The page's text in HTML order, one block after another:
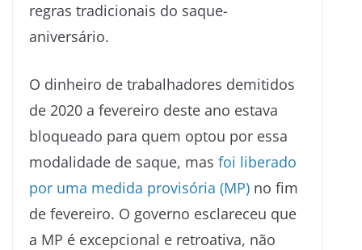
regras tradicionais do saque-
aniversário.
O dinheiro de trabalhadores demitidos
de 2020 a fevereiro deste ano estava
bloqueado para quem optou por essa
modalidade de saque, mas foi liberado
por uma medida provisória (MP) no fim
de fevereiro. O governo esclareceu que
a MP é excepcional e retroativa, não